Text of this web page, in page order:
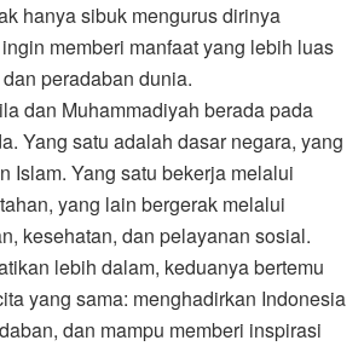
hanya sibuk mengurus dirinya
memberi manfaat yang lebih luas
peradaban dunia.
dan Muhammadiyah berada pada
Yang satu adalah dasar negara, yang
Islam. Yang satu bekerja melalui
yang lain bergerak melalui
kesehatan, dan pelayanan sosial.
lebih dalam, keduanya bertemu
yang sama: menghadirkan Indonesia
dan mampu memberi inspirasi